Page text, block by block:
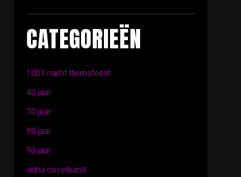
CATEGORIEËN
1001 nacht themafeest
40 jaar
70 jaar
80 jaar
90 jaar
abba coverband